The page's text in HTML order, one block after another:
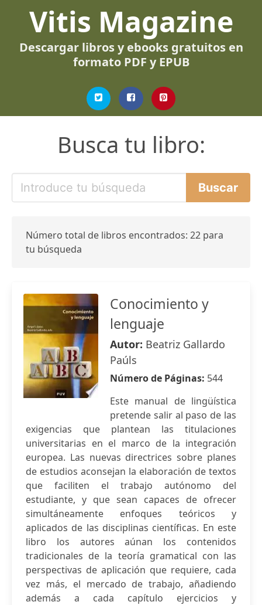
Vitis Magazine
Descargar libros y ebooks gratuitos en
formato PDF y EPUB
Busca tu libro:
Número total de libros encontrados: 22 para
tu búsqueda
Conocimiento y
lenguaje
Autor: Beatriz Gallardo
Paúls
Número de Páginas: 544
Este manual de lingüística
pretende salir al paso de las
exigencias que plantean las titulaciones
universitarias en el marco de la integración
europea. Las nuevas directrices sobre planes
de estudios aconsejan la elaboración de textos
que faciliten el trabajo autónomo del
estudiante, y que sean capaces de ofrecer
simultáneamente enfoques teóricos y
aplicados de las disciplinas científicas. En este
libro los autores aúnan los contenidos
tradicionales de la teoría gramatical con las
perspectivas de aplicación que requiere, cada
vez más, el mercado de trabajo, añadiendo
además a cada capítulo ejercicios y